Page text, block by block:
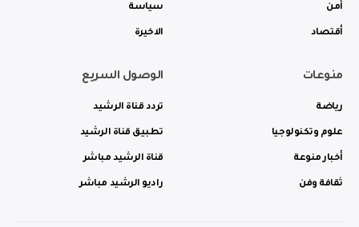
أمن
أقتصاد
سياسة
الاخيرة
منوعات
رياضة
علوم وتكنولوجيا
أخبار منوعة
ثقافة وفن
الوصول السريع
تردد قناة الرشيد
تطبيق قناة الرشيد
قناة الرشيد مباشر
راديو الرشيد مباشر